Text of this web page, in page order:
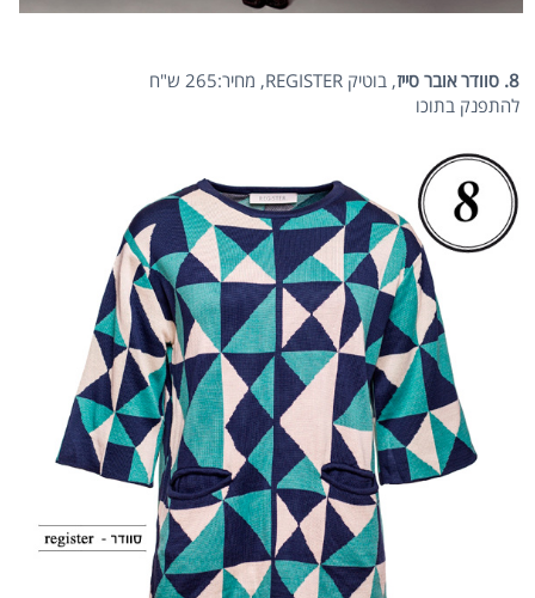
8. סוודר אובר סייז
, בוטיק REGISTER, מחיר:265 ש"ח
להתפנק בתוכו